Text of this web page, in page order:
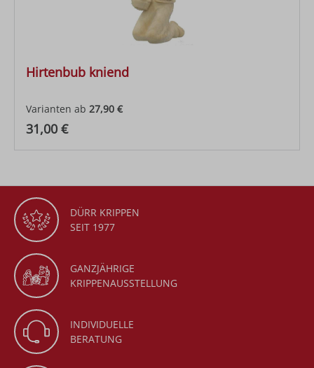
Hirtenbub kniend
Varianten ab 27,90 €
Regulärer Preis:
31,00 €
DÜRR KRIPPEN
SEIT 1977
GANZJÄHRIGE
KRIPPENAUSSTELLUNG
INDIVIDUELLE
BERATUNG